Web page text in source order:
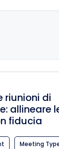
riunioni di
allineare
fiducia
Meeting